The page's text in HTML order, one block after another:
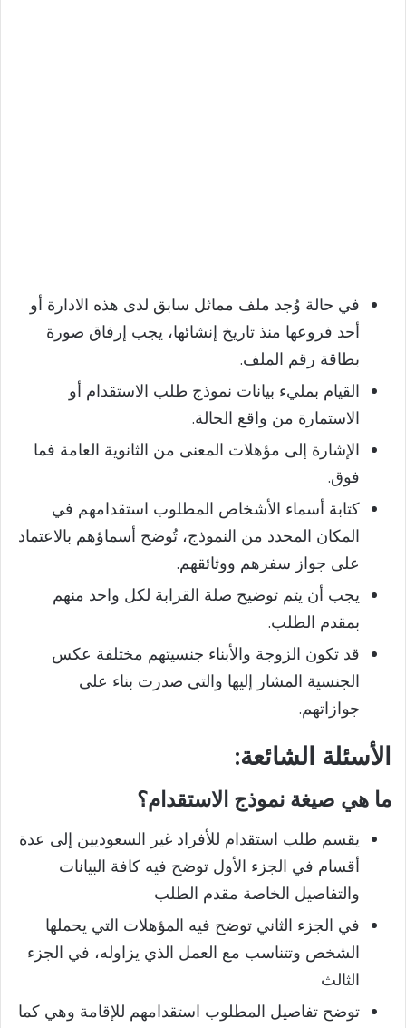
في حالة وُجد ملف مماثل سابق لدى هذه الادارة أو
أحد فروعها منذ تاريخ إنشائها، يجب إرفاق صورة
بطاقة رقم الملف.
القيام بمليء بيانات نموذج طلب الاستقدام أو
الاستمارة من واقع الحالة.
الإشارة إلى مؤهلات المعنى من الثانوية العامة فما
فوق.
كتابة أسماء الأشخاص المطلوب استقدامهم في
المكان المحدد من النموذج، تُوضح أسماؤهم بالاعتماد
على جواز سفرهم ووثائقهم.
يجب أن يتم توضيح صلة القرابة لكل واحد منهم
بمقدم الطلب.
قد تكون الزوجة والأبناء جنسيتهم مختلفة عكس
الجنسية المشار إليها والتي صدرت بناء على
جوازاتهم.
الأسئلة الشائعة:
ما هي صيغة نموذج الاستقدام؟
يقسم طلب استقدام للأفراد غير السعوديين إلى عدة
أقسام في الجزء الأول توضح فيه كافة البيانات
والتفاصيل الخاصة مقدم الطلب
في الجزء الثاني توضح فيه المؤهلات التي يحملها
الشخص وتتناسب مع العمل الذي يزاوله، في الجزء
الثالث
توضح تفاصيل المطلوب استقدامهم للإقامة وهي كما